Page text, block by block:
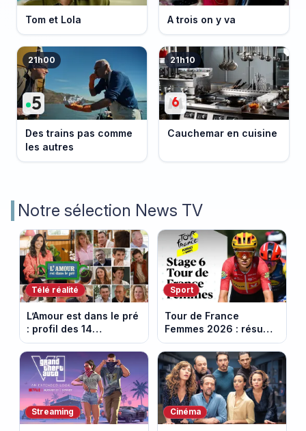
Tom et Lola A trois on y va
21h00
Des trains pas comme
les autres
21h10
Cauchemar en cuisine
Notre sélection News TV
Télé réalité
L’Amour est dans le pré
: profil des 14
agriculteurs, speed
dating inédit et de
nouvelles histoires
d’amour
Sport
Tour de France
Femmes 2026 : résumé
vidéo de la 6e étape
entre Montbrison et
Tournon-sur-Rhône
Streaming Cinéma